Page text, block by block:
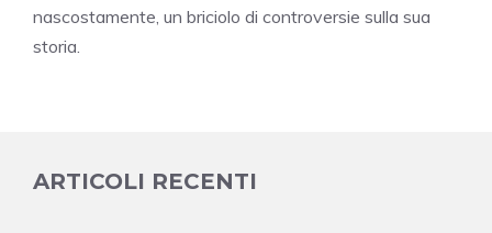
nascostamente, un briciolo di controversie sulla sua
storia.
ARTICOLI RECENTI